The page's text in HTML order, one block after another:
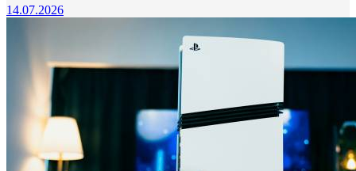
14.07.2026